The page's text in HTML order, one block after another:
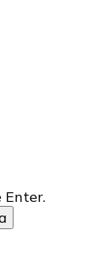
Enter.